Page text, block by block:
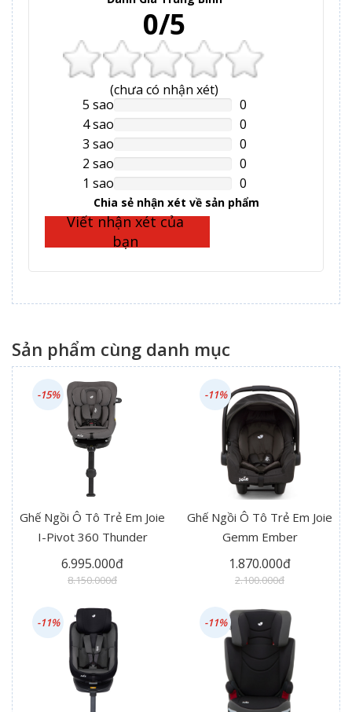
0/5
(chưa có nhận xét)
5 saoNAN%
Complete
0
4 saoNAN%
Complete
0
3 saoNAN%
Complete
0
2 saoNAN%
Complete
0
1 saoNAN%
Complete
0
Chia sẻ nhận xét về sản phẩm
Viết nhận xét của
bạn
Sản phẩm cùng danh mục
Ghế Ngồi Ô Tô Trẻ Em Joie
I-Pivot 360 Thunder
6.995.000đ
8.150.000đ
-15%
Ghế Ngồi Ô Tô Trẻ Em Joie
Gemm Ember
1.870.000đ
2.100.000đ
-11%
-11% -11%